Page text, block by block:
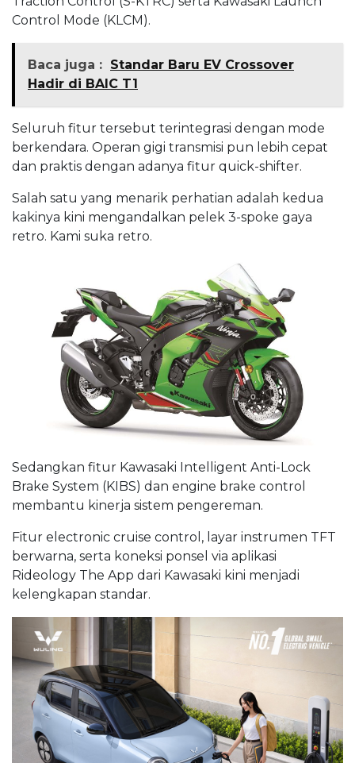
Control Mode (KLCM).
Baca juga : Standar Baru EV Crossover
Hadir di BAIC T1
Seluruh fitur tersebut terintegrasi dengan mode
berkendara. Operan gigi transmisi pun lebih cepat
dan praktis dengan adanya fitur quick-shifter.
Salah satu yang menarik perhatian adalah kedua
kakinya kini mengandalkan pelek 3-spoke gaya
retro. Kami suka retro.
Sedangkan fitur Kawasaki Intelligent Anti-Lock
Brake System (KIBS) dan engine brake control
membantu kinerja sistem pengereman.
Fitur electronic cruise control, layar instrumen TFT
berwarna, serta koneksi ponsel via aplikasi
Rideology The App dari Kawasaki kini menjadi
kelengkapan standar.